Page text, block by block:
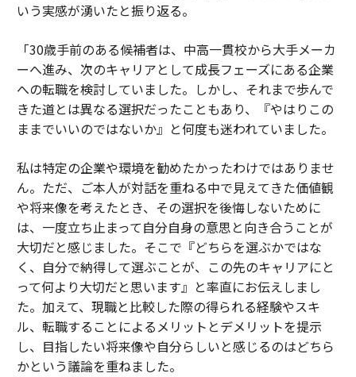
いう実感が湧いたと振り返る。
「30歳手前のある候補者は、中高一貫校から大手メーカ
ーへ進み、次のキャリアとして成長フェーズにある企業
への転職を検討していました。しかし、それまで歩んで
きた道とは異なる選択だったこともあり、『やはりこの
ままでいいのではないか』と何度も迷われていました。
私は特定の企業や環境を勧めたかったわけではありませ
ん。ただ、ご本人が対話を重ねる中で見えてきた価値観
や将来像を考えたとき、その選択を後悔しないために
は、一度立ち止まって自分自身の意思と向き合うことが
大切だと感じました。そこで『どちらを選ぶかではな
く、自分で納得して選ぶことが、この先のキャリアにと
って何より大切だと思います』と率直にお伝えしまし
た。加えて、現職と比較した際の得られる経験やスキ
ル、転職することによるメリットとデメリットを提示
し、目指したい将来像や自分らしいと感じるのはどちら
かという議論を重ねました。